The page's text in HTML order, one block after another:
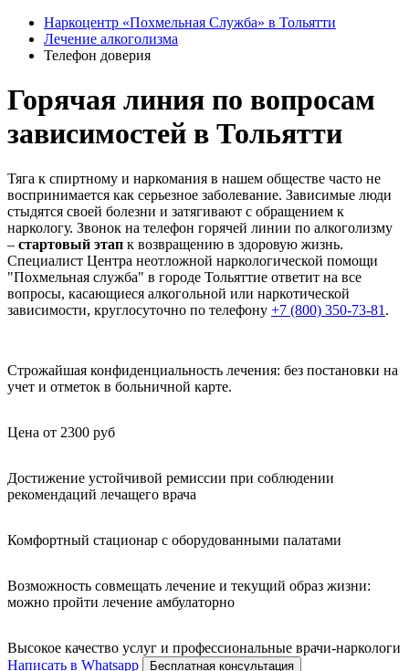
Наркоцентр «Похмельная Служба» в Тольятти
Лечение алкоголизма
Телефон доверия
Горячая линия по вопросам
зависимостей в Тольятти
Тяга к спиртному и наркомания в нашем обществе часто не
воспринимается как серьезное заболевание. Зависимые люди
стыдятся своей болезни и затягивают с обращением к
наркологу. Звонок на телефон горячей линии по алкоголизму
– стартовый этап к возвращению в здоровую жизнь.
Специалист Центра неотложной наркологической помощи
"Похмельная служба" в городе Тольяттие ответит на все
вопросы, касающиеся алкогольной или наркотической
зависимости, круглосуточно по телефону +7 (800) 350-73-81 .
Строжайшая конфиденциальность лечения: без постановки на
учет и отметок в больничной карте.
Цена от 2300 руб
Достижение устойчивой ремиссии при соблюдении
рекомендаций лечащего врача
Комфортный стационар с оборудованными палатами
Возможность совмещать лечение и текущий образ жизни:
можно пройти лечение амбулаторно
Высокое качество услуг и профессиональные врачи-наркологи
Написать в Whatsapp
Бесплатная консультация